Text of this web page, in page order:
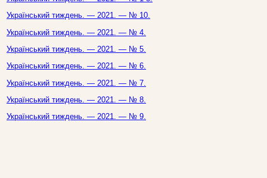
Український тиждень. — 2021. — № 10.
Український тиждень. — 2021. — № 4.
Український тиждень. — 2021. — № 5.
Український тиждень. — 2021. — № 6.
Український тиждень. — 2021. — № 7.
Український тиждень. — 2021. — № 8.
Український тиждень. — 2021. — № 9.